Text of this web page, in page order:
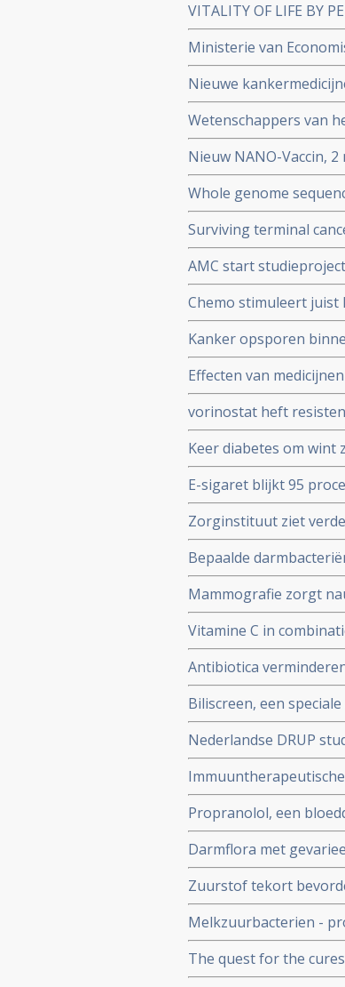
VITALITY OF LIFE BY
complementaire veld.
NatuurApotheek en
september 2022
Ministerie van
bewust weg uit
Nieuwe
Amerika (FDA) en kost
Wetenschappers van
tot genezende
Nieuw NANO-Vaccin,
voorkomt melanomen
uitstekend te werken
Whole genome
samen met UMC
Surviving terminal
te overwinnen? Drie
15 en 20 jaar vrij van
AMC start
en chronische
bijhouden via een app.
Chemo stimuleert
eiwit WNT16B dat
Kanker opsporen
wordt binnen drie jaar
Effecten van
moeten volgens het
vorinostat heft
dure medicijnen aldus
zwaar
Keer diabetes om
E-sigaret blijkt 95
stoppen. Echter
roken
Zorginstituut ziet
nieuwe medicijnen en
Bepaalde
medicijnen verhogen
Mammografie zorgt
gevorderde
overdiagnose
Vitamine C in
kankerstamcellen en
Antibiotica
microbiota de
medicijnen
Biliscreen, een
en aan geelzucht
Nederlandse DRUP
DNA mutaties en
kankerpatienten
juni 2017
Propranolol, een
angiosarcomen en is
Europese Commissie.
Darmflora met
bij melanomen dan
Zuurstof tekort
ozontherapie - kan
Melkzuurbacterien -
tegen borstkanker
The quest for the
wetenschappers en